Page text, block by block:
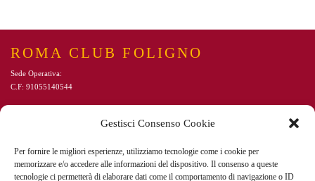
Gestisci Consenso Cookie
Per fornire le migliori esperienze, utilizziamo tecnologie come i cookie per
memorizzare e/o accedere alle informazioni del dispositivo. Il consenso a queste
tecnologie ci permetterà di elaborare dati come il comportamento di navigazione o ID
ROMA CLUB FOLIGNO
Sede Operativa:
C.F: 91055140544
Sabrina Fioravanti+39 3382236259